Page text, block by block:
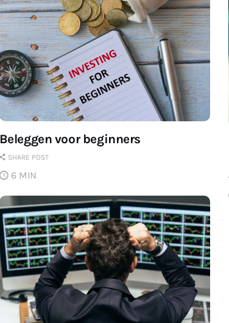
Beleggen voor beginners
SHARE POST
6 MIN